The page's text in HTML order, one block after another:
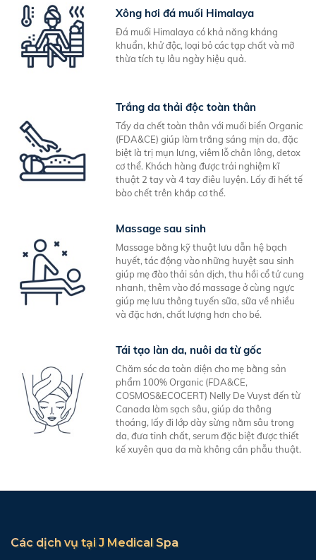
Xông hơi đá muối Himalaya
Đá muối Himalaya có khả năng kháng
khuẩn, khử độc, loại bỏ các tạp chất và mỡ
thừa tích tụ lâu ngày hiệu quả.
Trắng da thải độc toàn thân
Tẩy da chết toàn thân với muối biển Organic
(FDA&CE) giúp làm trắng sáng mịn da, đặc
biệt là trị mụn lưng, viêm lỗ chân lông, detox
cơ thể. Khách hàng được trải nghiệm kĩ
thuật 2 tay và 4 tay điêu luyện. Lấy đi hết tế
bào chết trên khắp cơ thể.
Massage sau sinh
Massage bằng kỹ thuật lưu dẫn hệ bạch
huyết, tác động vào những huyệt sau sinh
giúp mẹ đào thải sản dịch, thu hồi cổ tử cung
nhanh, thêm vào đó massage ở cùng ngực
giúp mẹ lưu thông tuyến sữa, sữa về nhiều
và đặc hơn, chất lượng hơn cho bé.
Tái tạo làn da, nuôi da từ gốc
Chăm sóc da toàn diện cho mẹ bằng sản
phẩm 100% Organic (FDA&CE,
COSMOS&ECOCERT) Nelly De Vuyst đến từ
Canada làm sạch sâu, giúp da thông
thoáng, lấy đi lớp dày sừng nằm sâu trong
da, đưa tinh chất, serum đặc biệt được thiết
kế xuyên qua da mà không cần phẫu thuật.
Các dịch vụ tại J Medical Spa